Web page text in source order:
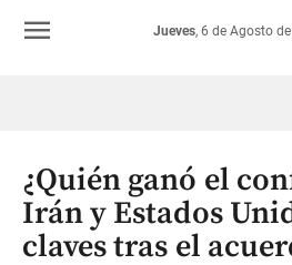
Colombia
Jueves, 6 de Agosto
menu
¿Quién ganó el
Irán y Estados
claves tras el